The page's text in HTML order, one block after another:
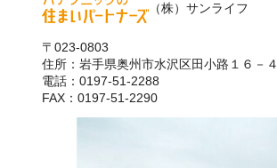
（株）サンライフ
〒023-0803
住所：岩手県奥州市水沢区田小路１６－４
電話：0197-51-2288
FAX：0197-51-2290